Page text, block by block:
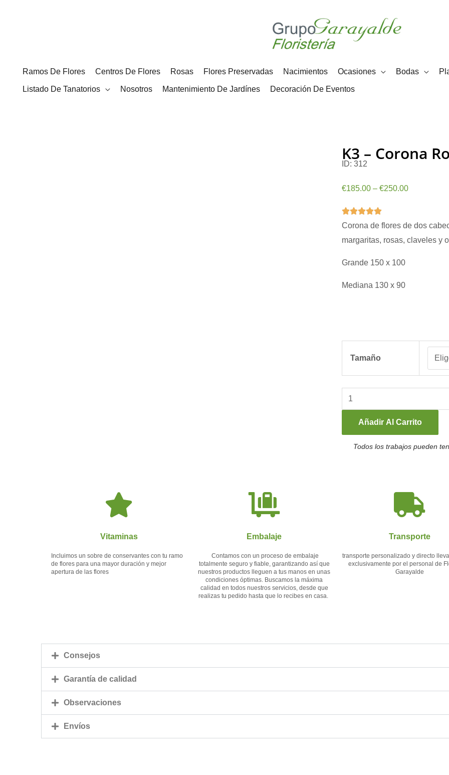
Ramos De Flores Centros De Flores Rosas Flores Preservadas Nacimientos Ocasiones Bodas
Listado De Tanatorios Nosotros Mantenimiento De Jardínes Decoración De Eventos
K3 – Corona
ID: 312
€185.00 – €250.00
5/5
Corona de flores de dos
margaritas, rosas, claveles y
Grande 150 x 100
Mediana 130 x 90
Tamaño
Corona
Rosalinda
(K3)
cantidad
Añadir Al Carrito
Todos los trabajos pueden
Vitaminas
Incluimos un sobre de conservantes con tu ramo
de flores para una mayor duración y mejor
apertura de las flores
Embalaje
Contamos con un proceso de embalaje
totalmente seguro y fiable, garantizando así que
nuestros productos lleguen a tus manos en unas
condiciones óptimas. Buscamos la máxima
calidad en todos nuestros servicios, desde que
realizas tu pedido hasta que lo recibes en casa.
Transporte
transporte personalizado y directo
exclusivamente por el personal de
Garayalde
Consejos
Garantía de calidad
Observaciones
Envíos